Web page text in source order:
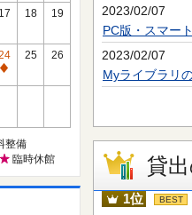
17 18 19
通
館
日
25 26
整備
臨時休館
2023/02/07
PC版・スマー
2023/02/07
Myライブラリ
貸
1位 BEST